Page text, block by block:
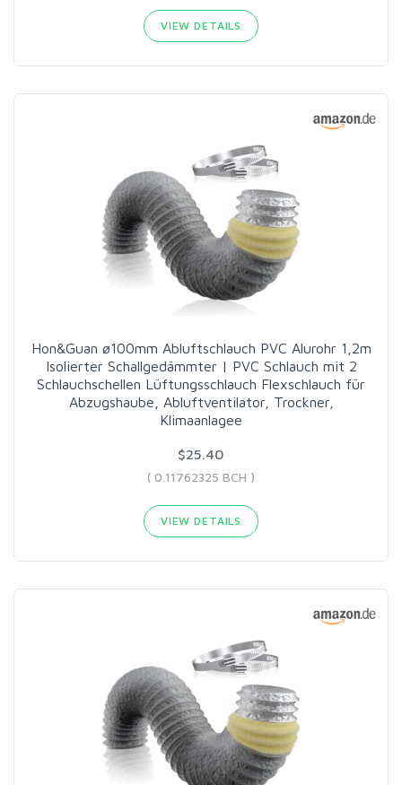
VIEW DETAILS
Hon&Guan ø100mm Abluftschlauch PVC Alurohr 1,2m
Isolierter Schallgedämmter | PVC Schlauch mit 2
Schlauchschellen Lüftungsschlauch Flexschlauch für
Abzugshaube, Abluftventilator, Trockner,
Klimaanlagee
$25.40
( 0.11762325 BCH )
VIEW DETAILS